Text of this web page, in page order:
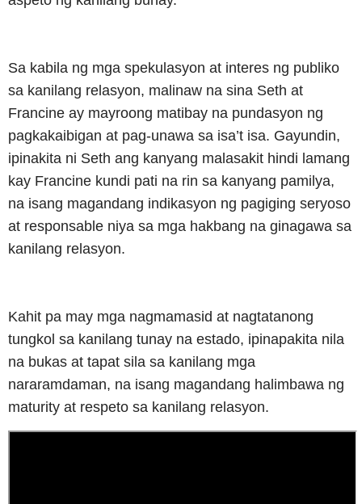
Sa kabila ng mga spekulasyon at interes ng publiko
sa kanilang relasyon, malinaw na sina Seth at
Francine ay mayroong matibay na pundasyon ng
pagkakaibigan at pag-unawa sa isa’t isa. Gayundin,
ipinakita ni Seth ang kanyang malasakit hindi lamang
kay Francine kundi pati na rin sa kanyang pamilya,
na isang magandang indikasyon ng pagiging seryoso
at responsable niya sa mga hakbang na ginagawa sa
kanilang relasyon.
Kahit pa may mga nagmamasid at nagtatanong
tungkol sa kanilang tunay na estado, ipinapakita nila
na bukas at tapat sila sa kanilang mga
nararamdaman, na isang magandang halimbawa ng
maturity at respeto sa kanilang relasyon.